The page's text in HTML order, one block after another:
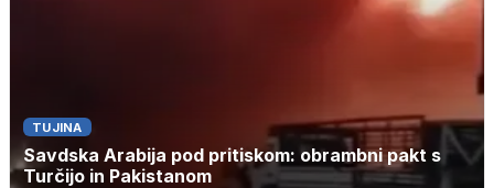
TUJINA
Savdska Arabija pod pritiskom: obrambni pakt s
Turčijo in Pakistanom